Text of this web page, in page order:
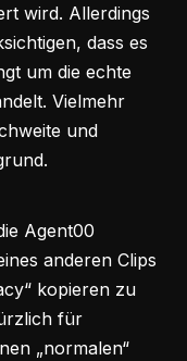
wird. Allerdings
dass es
um die echte
Vielmehr
und
Agent00
anderen Clips
kopieren zu
für
„normalen“